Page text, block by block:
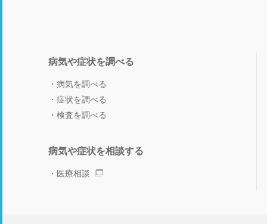
病気や症状を調べる
病気を調べる
症状を調べる
検査を調べる
病気や症状を相談する
医療相談